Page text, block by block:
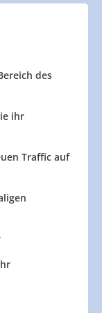
des
ihr
Traffic auf